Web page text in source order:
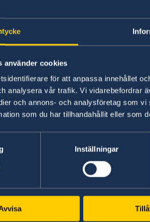
använder cookies
för att anpassa innehållet
analysera vår trafik. Vi vidarebefordrar
och annons- och analysföretag som
som du har tillhandahållit eller som
Inställningar
26 sept. 2018
Ambasador
Suedia
construcțiilor
Tații din
« 1 2 ... 11 12